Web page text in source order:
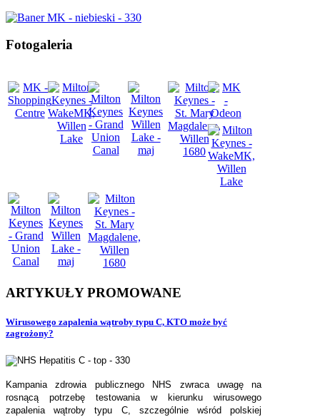
Fotogaleria
ARTYKUŁYPROMOWANE
Wirusowego zapalenia wątroby typu C, KTO może być
zagrożony?
Kampania zdrowia publicznego NHS zwraca uwagę na
rosnącą potrzebę testowania w kierunku wirusowego
zapalenia wątroby typu C, szczególnie wśród polskiej